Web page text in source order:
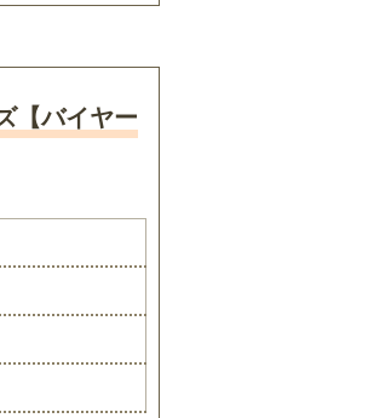
【バイヤー